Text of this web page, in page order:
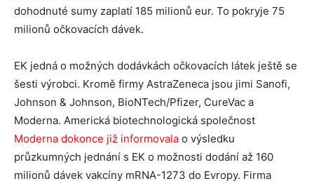
dohodnuté sumy zaplatí 185 milionů eur. To pokryje 75
milionů očkovacích dávek.
EK jedná o možných dodávkách očkovacích látek ještě se
šesti výrobci. Kromě firmy AstraZeneca jsou jimi Sanofi,
Johnson & Johnson, BioNTech/Pfizer, CureVac a
Moderna. Americká biotechnologická společnost
Moderna dokonce již informovala o výsledku
průzkumných jednání s EK o možnosti dodání až 160
milionů dávek vakcíny mRNA-1273 do Evropy. Firma